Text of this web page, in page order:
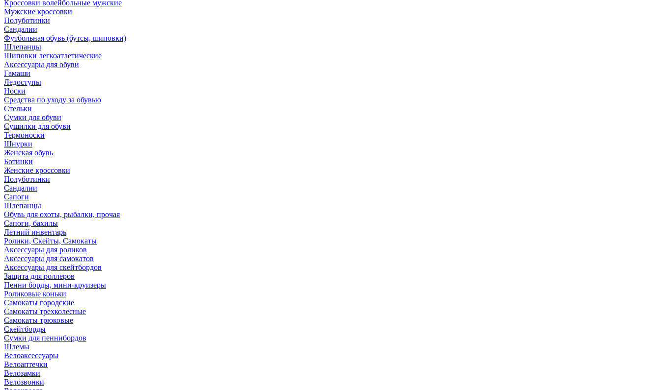
Кроссовки волейбольные мужские
Мужские кроссовки
Полуботинки
Сандалии
Футбольная обувь (бутсы, шиповки)
Шлепанцы
Шиповки легкоатлетические
Аксессуары для обуви
Гамаши
Ледоступы
Носки
Средства по уходу за обувью
Стельки
Сумки для обуви
Сушилки для обуви
Термоноски
Шнурки
Женская обувь
Ботинки
Женские кроссовки
Полуботинки
Сандалии
Сапоги
Шлепанцы
Обувь для охоты, рыбалки, прочая
Сапоги, бахилы
Летний инвентарь
Ролики, Скейты, Самокаты
Аксессуары для роликов
Аксессуары для самокатов
Аксессуары для скейтбордов
Защита для роллеров
Пенни борды, мини-круизеры
Роликовые коньки
Самокаты городские
Самокаты трехколесные
Самокаты трюковые
Скейтборды
Сумки для пеннибордов
Шлемы
Велоаксессуары
Велоаптечки
Велозамки
Велозвонки